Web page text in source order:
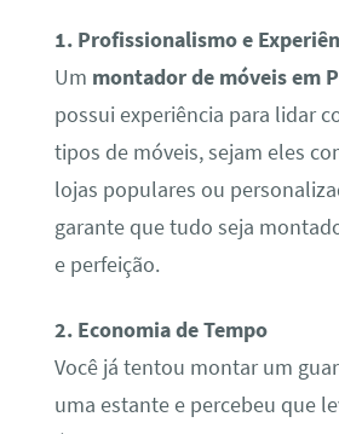
1. Profissionalismo e
Um montador de móveis em
possui experiência para lidar
tipos de móveis, sejam eles
lojas populares ou
garante que tudo seja
e perfeição.
2. Economia de Tempo
Você já tentou montar um
uma estante e percebeu que